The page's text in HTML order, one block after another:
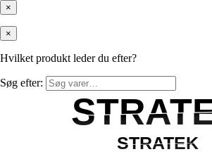
×
×
Hvilket produkt leder du efter?
Søg efter:
STRATEK
STRATEK